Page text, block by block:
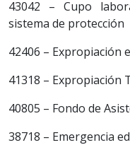
43042 – Cupo
sistema de protección
42406 – Expropiación
41318 – Expropiación
40805 – Fondo de
38718 – Emergencia